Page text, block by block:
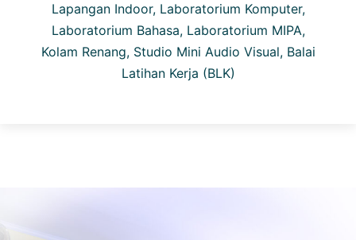
Lapangan Indoor, Laboratorium Komputer,
Laboratorium Bahasa, Laboratorium MIPA,
Kolam Renang, Studio Mini Audio Visual, Balai
Latihan Kerja (BLK)